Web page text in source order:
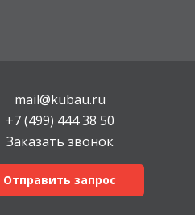
mail@kubau.ru
+7 (499) 444 38 50
Заказать звонок
Отправить запрос